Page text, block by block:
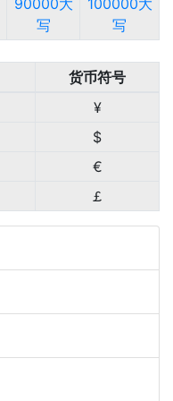
写
写
货币符号
¥
$
€
￡